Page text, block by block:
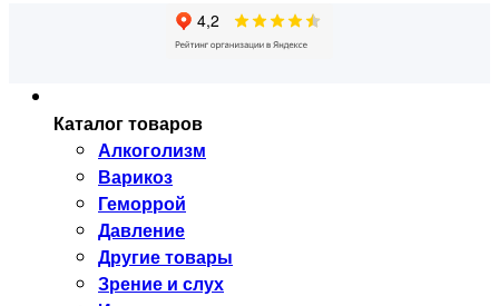
Каталог товаров
Алкоголизм
Варикоз
Геморрой
Давление
Другие товары
Зрение и слух